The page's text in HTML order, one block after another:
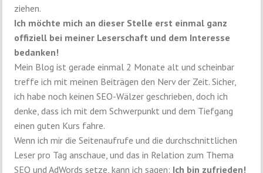
ziehen.
Ich möchte mich an dieser Stelle erst einmal ganz
offiziell bei meiner Leserschaft und dem Interesse
bedanken!
Mein Blog ist gerade einmal 2 Monate alt und scheinbar
treffe ich mit meinen Beiträgen den Nerv der Zeit. Sicher,
ich habe noch keinen SEO-Wälzer geschrieben, doch ich
denke, dass ich mit dem Schwerpunkt und dem Tiefgang
einen guten Kurs fahre.
Wenn ich mir die Seitenaufrufe und die durchschnittlichen
Leser pro Tag anschaue, und das in Relation zum Thema
SEO und AdWords setze, kann ich sagen: Ich bin zufrieden!